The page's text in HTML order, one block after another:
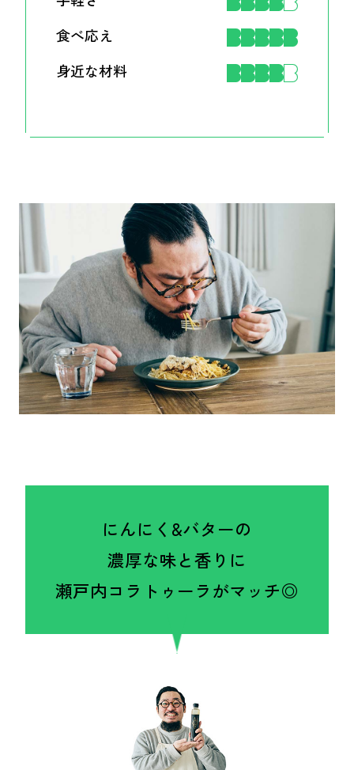
食べ応え
身近な材料
にんにく&バターの
濃厚な味と香りに
瀬戸内コラトゥーラがマッチ◎